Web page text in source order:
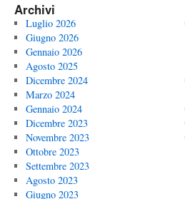
Archivi
Luglio 2026
Giugno 2026
Gennaio 2026
Agosto 2025
Dicembre 2024
Marzo 2024
Gennaio 2024
Dicembre 2023
Novembre 2023
Ottobre 2023
Settembre 2023
Agosto 2023
Giugno 2023